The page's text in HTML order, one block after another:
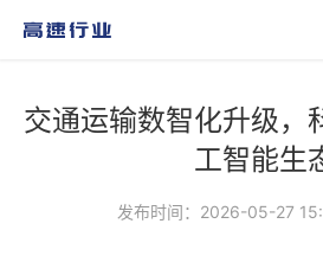
交通运输数智化升级，
工智能生
发布时间：2026-05-27